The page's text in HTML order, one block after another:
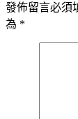
發佈留言必須
為 *